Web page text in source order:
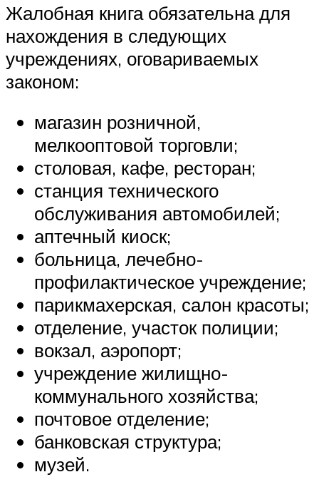
Жалобная книга обязательна для
нахождения в следующих
учреждениях, оговариваемых
законом:
магазин розничной,
мелкооптовой торговли;
столовая, кафе, ресторан;
станция технического
обслуживания автомобилей;
аптечный киоск;
больница, лечебно-
профилактическое учреждение;
парикмахерская, салон красоты;
отделение, участок полиции;
вокзал, аэропорт;
учреждение жилищно-
коммунального хозяйства;
почтовое отделение;
банковская структура;
музей.